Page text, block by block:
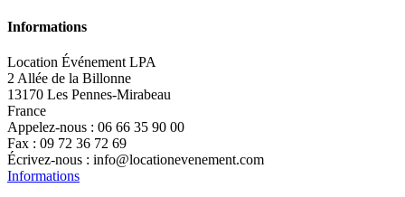
Informations
Location Événement LPA
2 Allée de la Billonne
13170 Les Pennes-Mirabeau
France
Appelez-nous : 06 66 35 90 00
Fax : 09 72 36 72 69
Écrivez-nous : info@locationevenement.com
Informations